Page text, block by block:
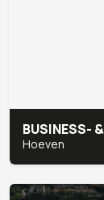
Hoeven